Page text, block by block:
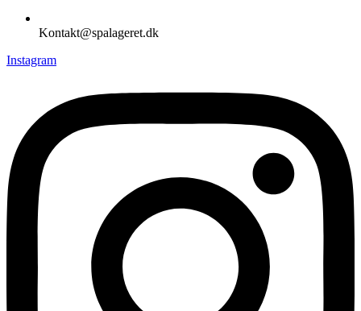
Kontakt@spalageret.dk
Instagram